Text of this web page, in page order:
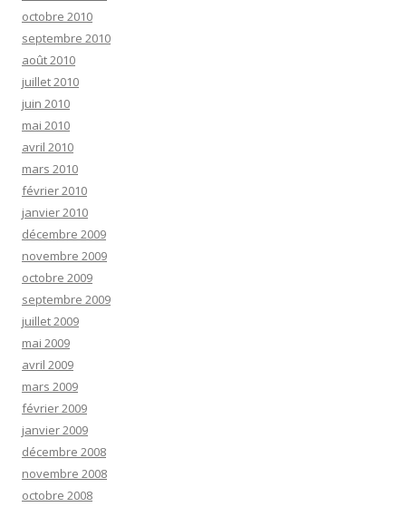
octobre 2010
septembre 2010
août 2010
juillet 2010
juin 2010
mai 2010
avril 2010
mars 2010
février 2010
janvier 2010
décembre 2009
novembre 2009
octobre 2009
septembre 2009
juillet 2009
mai 2009
avril 2009
mars 2009
février 2009
janvier 2009
décembre 2008
novembre 2008
octobre 2008